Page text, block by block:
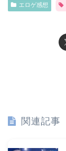
エロゲ感想
関連記事